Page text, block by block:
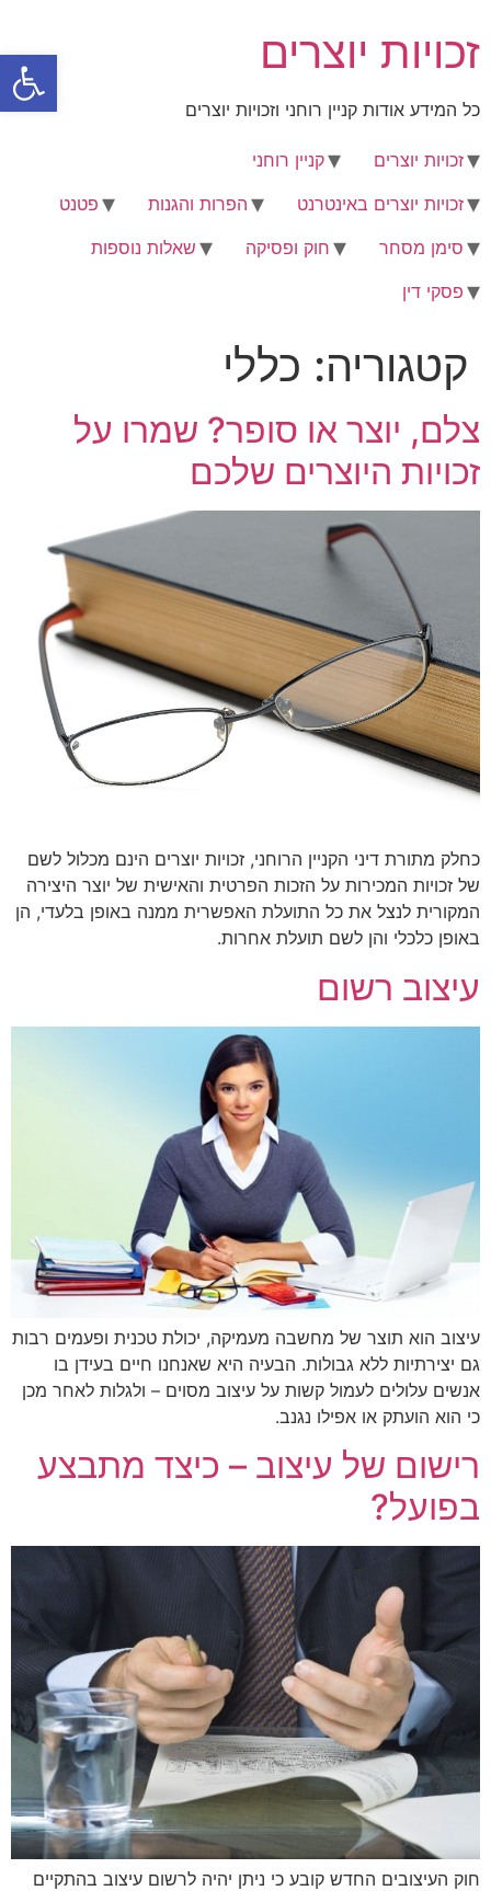
פתח
לתוכן
זכויות יוצרים
כל המידע אודות קניין רוחני וזכויות יוצרים
זכויות יוצרים
קניין רוחני
זכויות יוצרים באינטרנט
הפרות והגנות
פטנט
סימן מסחר
חוק ופסיקה
שאלות נוספות
פסקי דין
קטגוריה: כללי
צלם, יוצר או סופר? שמרו על
זכויות היוצרים שלכם
כחלק מתורת דיני הקניין הרוחני, זכויות יוצרים הינם מכלול לשם
של זכויות המכירות על הזכות הפרטית והאישית של יוצר היצירה
המקורית לנצל את כל התועלת האפשרית ממנה באופן בלעדי, הן
באופן כלכלי והן לשם תועלת אחרות.
עיצוב רשום
עיצוב הוא תוצר של מחשבה מעמיקה, יכולת טכנית ופעמים רבות
גם יצירתיות ללא גבולות. הבעיה היא שאנחנו חיים בעידן בו
אנשים עלולים לעמול קשות על עיצוב מסוים – ולגלות לאחר מכן
כי הוא הועתק או אפילו נגנב.
רישום של עיצוב – כיצד מתבצע
בפועל?
חוק העיצובים החדש קובע כי ניתן יהיה לרשום עיצוב בהתקיים